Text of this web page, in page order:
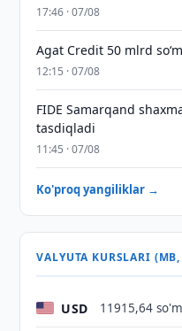
17:46 · 07/08
Agat Credit 50 mlrd
12:15 · 07/08
FIDE Samarqand
tasdiqladi
11:45 · 07/08
Ko'proq yangiliklar →
VALYUTA KURSLARI
USD 11915,64 so'm